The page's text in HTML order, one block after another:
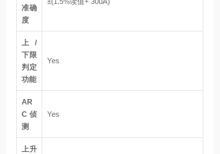
准确
度
上/
下限
判定
功能
Yes
AR
C侦
测
Yes
上升